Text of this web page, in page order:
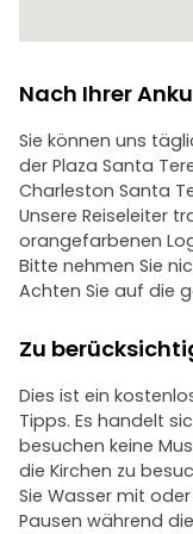
Nach Ihrer
Sie können uns
der Plaza Santa
Charleston Santa
Unsere Reiseleiter
orangefarbenen
Bitte nehmen Sie
Achten Sie auf die
Zu
Dies ist ein
Tipps. Es handelt
besuchen keine
die Kirchen zu
Sie Wasser mit
Pausen während